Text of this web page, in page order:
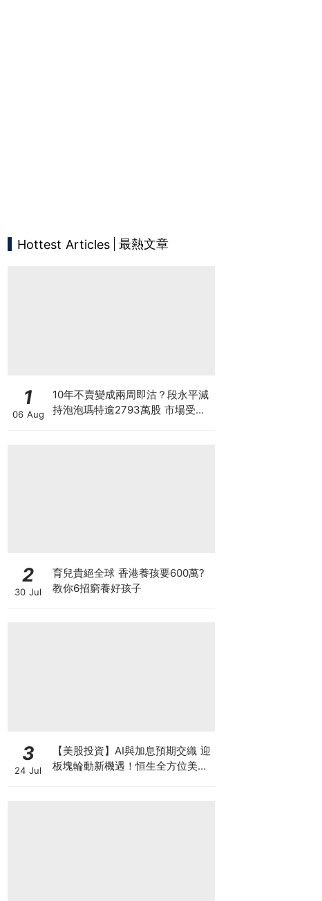
Hottest Articles 最熱文章
1
06 Aug
10年不賣變成兩周即沽？段永平減
持泡泡瑪特逾2793萬股 市場受驚
2
30 Jul
育兒貴絕全球 香港養孩要600萬?
教你6招窮養好孩子
3
24 Jul
【美股投資】AI與加息預期交織 迎
板塊輪動新機遇！恒生全方位美股